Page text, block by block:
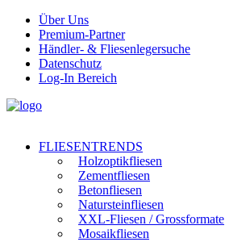
Über Uns
Premium-Partner
Händler- & Fliesenlegersuche
Datenschutz
Log-In Bereich
FLIESENTRENDS
Holzoptikfliesen
Zementfliesen
Betonfliesen
Natursteinfliesen
XXL-Fliesen / Grossformate
Mosaikfliesen